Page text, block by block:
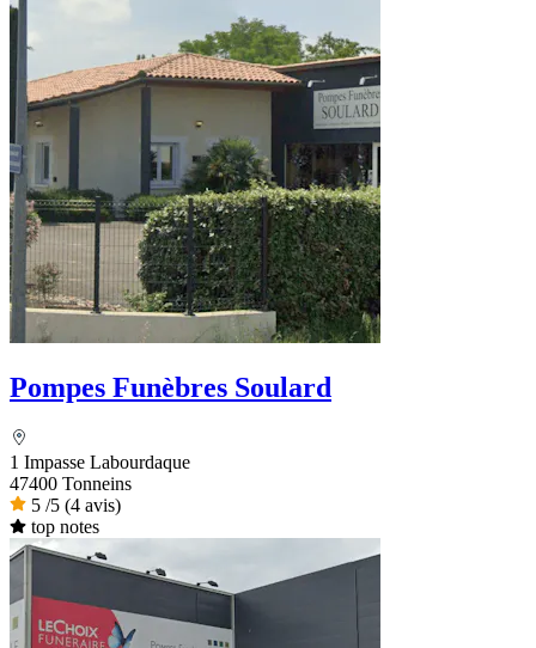
Pompes Funèbres Soulard
1 Impasse Labourdaque
47400 Tonneins
5 /5 (4 avis)
top notes